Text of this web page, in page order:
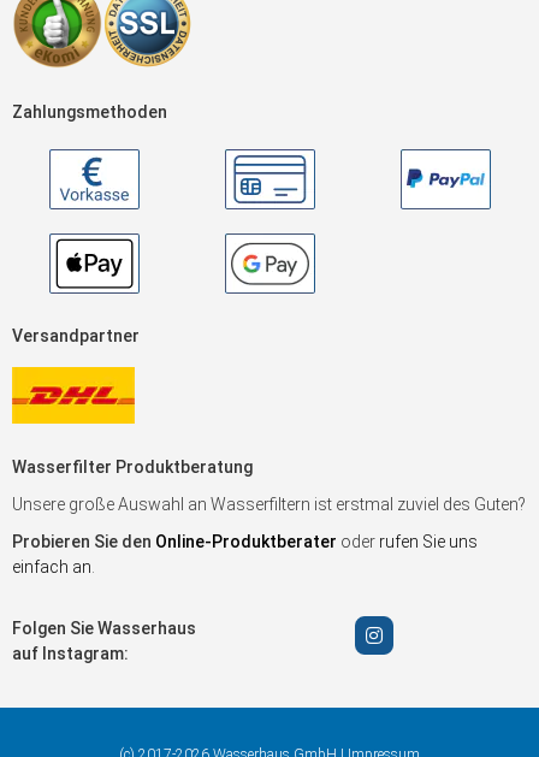
Zahlungsmethoden
Versandpartner
Wasserfilter Produktberatung
Unsere große Auswahl an Wasserfiltern ist erstmal zuviel des Guten?
Probieren Sie den Online-Produktberater oder rufen Sie uns
einfach an
Folgen Sie Wasserhaus
auf Instagram: